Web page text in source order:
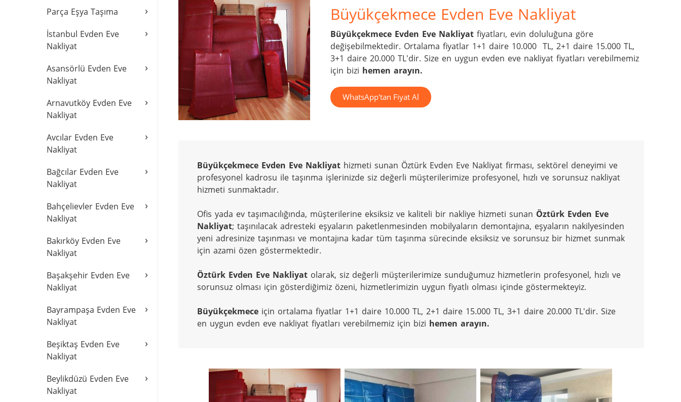
›
Parça Eşya Taşıma
›
İstanbul Evden Eve
Nakliyat
›
Asansörlü Evden Eve
Nakliyat
›
Arnavutköy Evden Eve
Nakliyat
›
Avcılar Evden Eve
Nakliyat
›
Bağcılar Evden Eve
Nakliyat
›
Bahçelievler Evden Eve
Nakliyat
›
Bakırköy Evden Eve
Nakliyat
›
Başakşehir Evden Eve
Nakliyat
›
Bayrampaşa Evden Eve
Nakliyat
›
Beşiktaş Evden Eve
Nakliyat
›
Beylikdüzü Evden Eve
Nakliyat
Büyükçekmece Evden Eve Nakliyat
Büyükçekmece Evden Eve Nakliyat fiyatları, evin doluluğuna göre
değişebilmektedir. Ortalama fiyatlar 1+1 daire 10.000  TL, 2+1 daire 15.000 TL,
3+1 daire 20.000 TL'dir. Size en uygun evden eve nakliyat fiyatları verebilmemiz
için bizi hemen arayın.
WhatsApp'tan Fiyat Al
Büyükçekmece Evden Eve Nakliyat hizmeti sunan Öztürk Evden Eve Nakliyat firması, sektörel deneyimi ve
profesyonel kadrosu ile taşınma işlerinizde siz değerli müşterilerimize profesyonel, hızlı ve sorunsuz nakliyat
hizmeti sunmaktadır.
Ofis yada ev taşımacılığında, müşterilerine eksiksiz ve kaliteli bir nakliye hizmeti sunan Öztürk Evden Eve
Nakliyat; taşınılacak adresteki eşyaların paketlenmesinden mobilyaların demontajına, eşyaların nakilyesinden
yeni adresinize taşınması ve montajına kadar tüm taşınma sürecinde eksiksiz ve sorunsuz bir hizmet sunmak
için azami özen göstermektedir.
Öztürk Evden Eve Nakliyat olarak, siz değerli müşterilerimize sunduğumuz hizmetlerin profesyonel, hızlı ve
sorunsuz olması için gösterdiğimiz özeni, hizmetlerimizin uygun fiyatlı olması içinde göstermekteyiz.
Büyükçekmece için ortalama fiyatlar 1+1 daire 10.000 TL, 2+1 daire 15.000 TL, 3+1 daire 20.000 TL'dir. Size
en uygun evden eve nakliyat fiyatları verebilmemiz için bizi hemen arayın.